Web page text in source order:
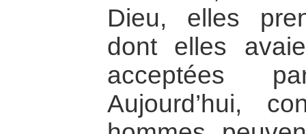
Dieu, elles
dont elles
acceptées
Aujourd’hui,